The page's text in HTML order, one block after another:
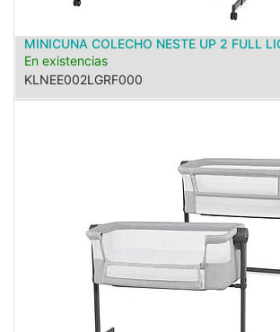
MINICUNA COLECHO NESTE UP 2 FULL
En existencias
KLNEE002LGRF000